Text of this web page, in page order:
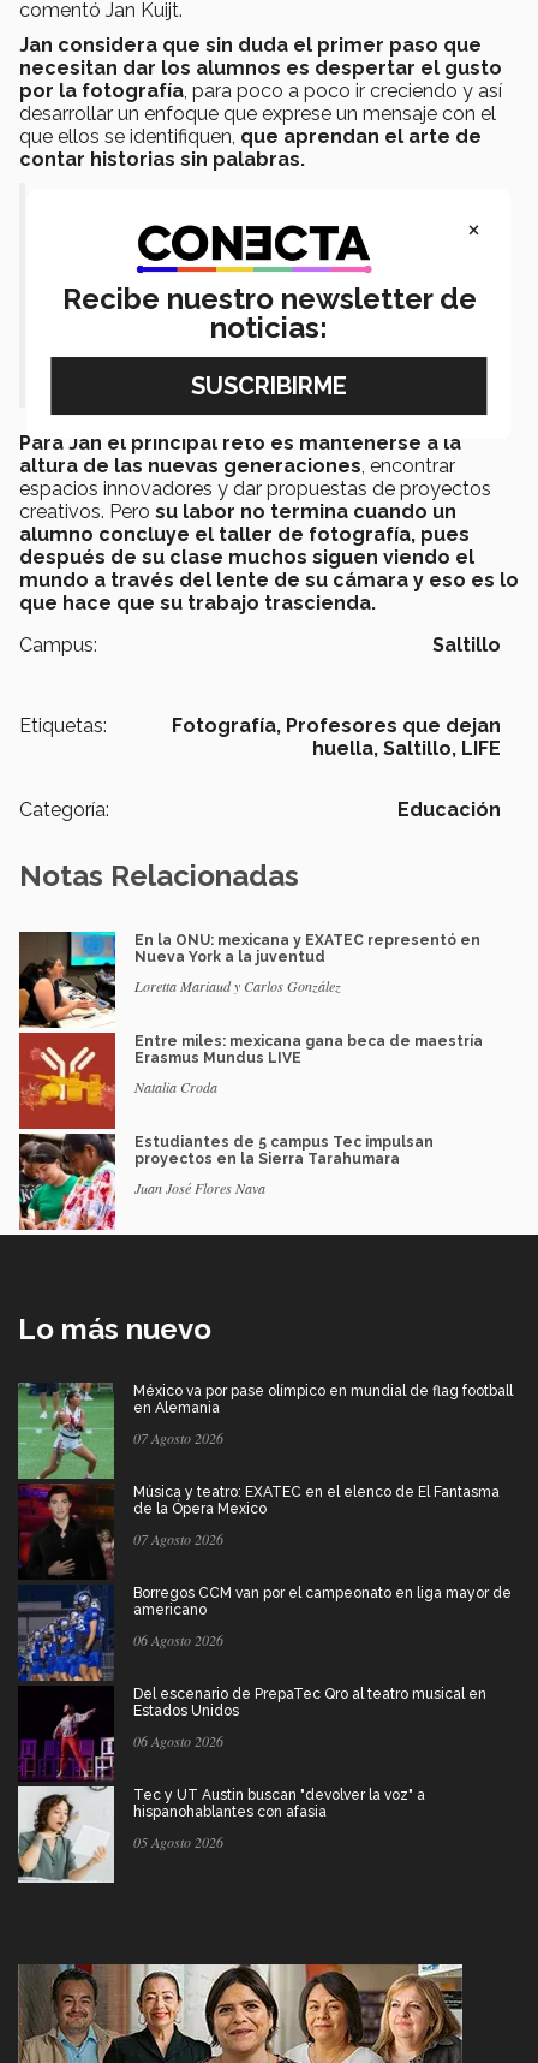
comentó Jan Kuijt.
Jan considera que sin duda el primer paso que
necesitan dar los alumnos es despertar el gusto
por la fotografía, para poco a poco ir creciendo y así
desarrollar un enfoque que exprese un mensaje con el
que ellos se identifiquen, que aprendan el arte de
contar historias sin palabras.
“Es un aprendizaje integral, perfeccionan su
técnica y entendimiento de la fotografía,
pero también crecen personalmente,
fortalecen su autoestima, cada alumno en
el taller es diferente y es parte de lo que
enriquece el ambiente de aprendizaje” -Jan
Para Jan el principal reto es mantenerse a la
altura de las nuevas generaciones, encontrar
espacios innovadores y dar propuestas de proyectos
creativos. Pero su labor no termina cuando un
alumno concluye el taller de fotografía, pues
después de su clase muchos siguen viendo el
mundo a través del lente de su cámara y eso es lo
que hace que su trabajo trascienda.
Campus:
Saltillo
Etiquetas: Fotografía, Profesores que dejan
huella, Saltillo, LIFE
Categoría: Educación
Notas Relacionadas
En la ONU: mexicana y EXATEC representó en
Nueva York a la juventud
Loretta Mariaud y Carlos González
Entre miles: mexicana gana beca de maestría
Erasmus Mundus LIVE
Natalia Croda
Estudiantes de 5 campus Tec impulsan
proyectos en la Sierra Tarahumara
Juan José Flores Nava
Lo más nuevo
México va por pase olímpico en mundial de flag football
en Alemania
07 Agosto 2026
Música y teatro: EXATEC en el elenco de El Fantasma
de la Ópera Mexico
07 Agosto 2026
Borregos CCM van por el campeonato en liga mayor de
americano
06 Agosto 2026
Del escenario de PrepaTec Qro al teatro musical en
Estados Unidos
06 Agosto 2026
Tec y UT Austin buscan "devolver la voz" a
hispanohablantes con afasia
05 Agosto 2026
×
Recibe nuestro newsletter de
noticias: